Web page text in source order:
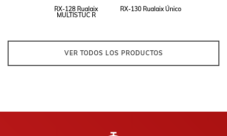
RX-128 Rualaix
MULTISTUC R
RX-130 Rualaix Único
VER TODOS LOS PRODUCTOS